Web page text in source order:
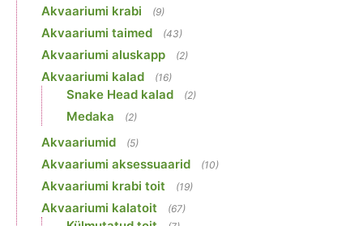
Akvaariumi krabi (9)
Akvaariumi taimed (43)
Akvaariumi aluskapp (2)
Akvaariumi kalad (16)
Snake Head kalad (2)
Medaka (2)
Akvaariumid (5)
Akvaariumi aksessuaarid (10)
Akvaariumi krabi toit (19)
Akvaariumi kalatoit (67)